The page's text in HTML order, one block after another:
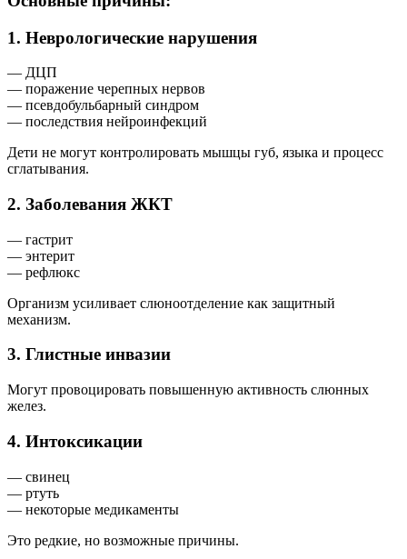
1. Неврологические нарушения
— ДЦП
— поражение черепных нервов
— псевдобульбарный синдром
— последствия нейроинфекций
Дети не могут контролировать мышцы губ, языка и процесс
сглатывания.
2. Заболевания ЖКТ
— гастрит
— энтерит
— рефлюкс
Организм усиливает слюноотделение как защитный
механизм.
3. Глистные инвазии
Могут провоцировать повышенную активность слюнных
желез.
4. Интоксикации
— свинец
— ртуть
— некоторые медикаменты
Это редкие, но возможные причины.